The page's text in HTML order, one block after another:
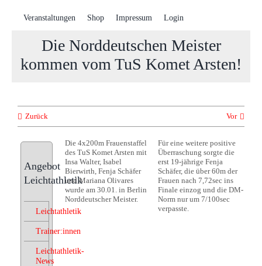
Veranstaltungen Shop Impressum Login
Die Norddeutschen Meister
kommen vom TuS Komet Arsten!
Zurück Vor
Angebot
Leichtathletik
Leichtathletik
Trainer:innen
Leichtathletik-
News
Die 4x200m Frauenstaffel
des TuS Komet Arsten mit
Insa Walter, Isabel
Bierwirth, Fenja Schäfer
und Mariana Olivares
wurde am 30.01. in Berlin
Norddeutscher Meister.
Für eine weitere positive
Überraschung sorgte die
erst 19-jährige Fenja
Schäfer, die über 60m der
Frauen nach 7,72sec ins
Finale einzog und die DM-
Norm nur um 7/100sec
verpasste.